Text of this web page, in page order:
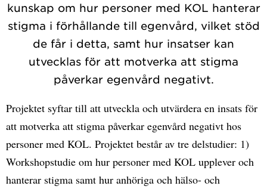
kunskap om hur personer med KOL hanterar
stigma i förhållande till egenvård, vilket stöd
de får i detta, samt hur insatser kan
utvecklas för att motverka att stigma
påverkar egenvård negativt.
Projektet syftar till att utveckla och utvärdera en insats för
att motverka att stigma påverkar egenvård negativt hos
personer med KOL. Projektet består av tre delstudier: 1)
Workshopstudie om hur personer med KOL upplever och
hanterar stigma samt hur anhöriga och hälso- och